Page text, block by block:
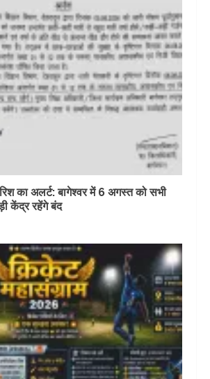
का अलर्ट: बागेश्वर में 6 अगस्त को सभी
केंद्र रहेंगे बंद